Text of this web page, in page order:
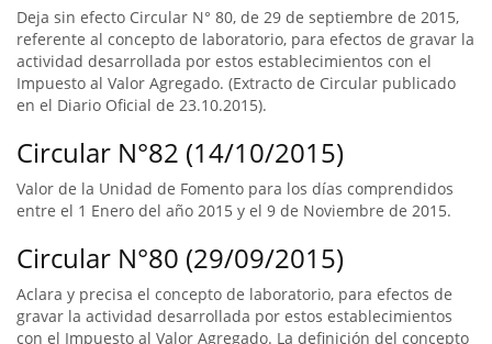
Deja sin efecto Circular N° 80, de 29 de septiembre de 2015,
referente al concepto de laboratorio, para efectos de gravar la
actividad desarrollada por estos establecimientos con el
Impuesto al Valor Agregado. (Extracto de Circular publicado
en el Diario Oficial de 23.10.2015).
Circular N°82 (14/10/2015)
Valor de la Unidad de Fomento para los días comprendidos
entre el 1 Enero del año 2015 y el 9 de Noviembre de 2015.
Circular N°80 (29/09/2015)
Aclara y precisa el concepto de laboratorio, para efectos de
gravar la actividad desarrollada por estos establecimientos
con el Impuesto al Valor Agregado. La definición del concepto